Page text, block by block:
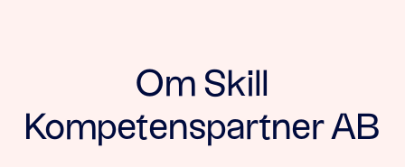
Om Skill
Kompetenspartner AB